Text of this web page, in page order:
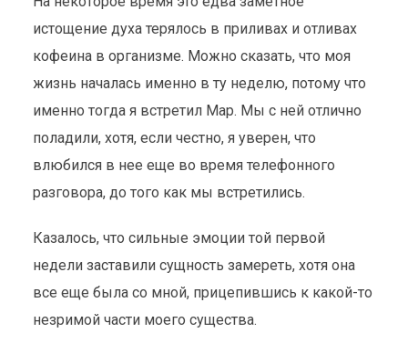
истощение духа терялось в приливах и отливах
кофеина в организме. Можно сказать, что моя
жизнь началась именно в ту неделю, потому что
именно тогда я встретил Мар. Мы с ней отлично
поладили, хотя, если честно, я уверен, что
влюбился в нее еще во время телефонного
разговора, до того как мы встретились.
Казалось, что сильные эмоции той первой
недели заставили сущность замереть, хотя она
все еще была со мной, прицепившись к какой-то
незримой части моего существа.